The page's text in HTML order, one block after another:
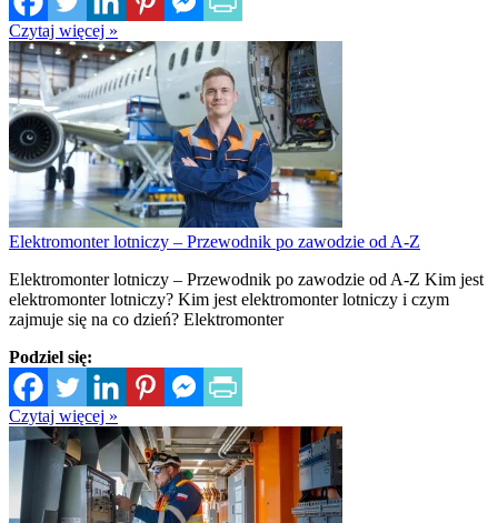
Czytaj więcej »
Elektromonter lotniczy – Przewodnik po zawodzie od A-Z
Elektromonter lotniczy – Przewodnik po zawodzie od A-Z Kim jest
elektromonter lotniczy? Kim jest elektromonter lotniczy i czym
zajmuje się na co dzień? Elektromonter
Podziel się:
Czytaj więcej »